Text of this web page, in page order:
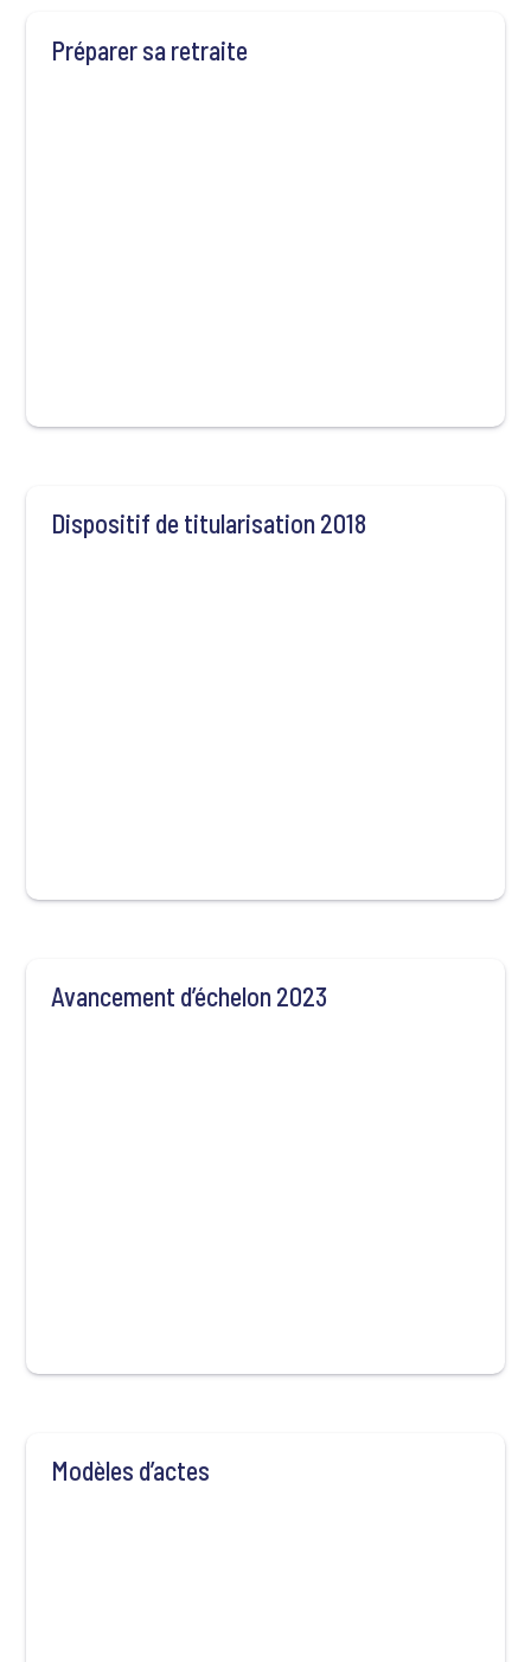
Préparer sa retraite
Dispositif de titularisation 2018
Avancement d’échelon 2023
Modèles d’actes